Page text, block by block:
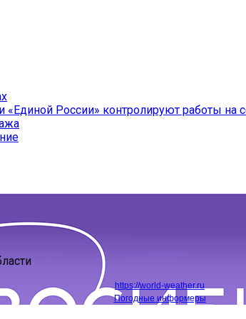
России» контролируют работы на
https://world-weather.ru
Погодные информеры